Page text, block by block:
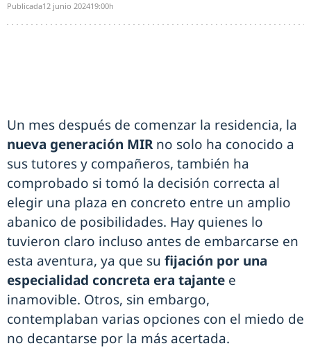
Publicada12 junio 202419:00h
Un mes después de comenzar la residencia, la
nueva generación MIRno solo ha conocido a
sus tutores y compañeros, también ha
comprobado si tomó la decisión correcta al
elegir una plaza en concreto entre un amplio
abanico de posibilidades. Hay quienes lo
tuvieron claro incluso antes de embarcarse en
esta aventura, ya que su fijación por una
especialidad concreta era tajante e
inamovible. Otros, sin embargo,
contemplaban varias opciones con el miedo de
no decantarse por la más acertada.